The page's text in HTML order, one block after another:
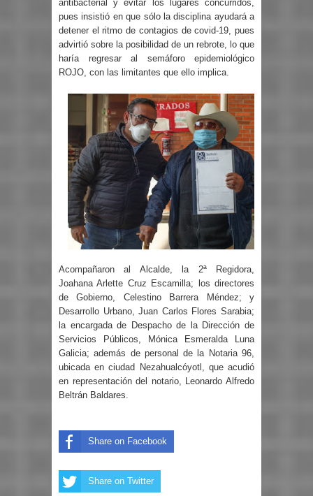
antibacterial y evitar los lugares concurridos,
pues insistió en que sólo la disciplina ayudará a
detener el ritmo de contagios de covid-19, pues
advirtió sobre la posibilidad de un rebrote, lo que
haría regresar al semáforo epidemiológico
ROJO, con las limitantes que ello implica.
Acompañaron al Alcalde, la 2ª Regidora,
Joahana Arlette Cruz Escamilla; los directores
de Gobierno, Celestino Barrera Méndez; y
Desarrollo Urbano, Juan Carlos Flores Sarabia;
la encargada de Despacho de la Dirección de
Servicios Públicos, Mónica Esmeralda Luna
Galicia; además de personal de la Notaria 96,
ubicada en ciudad Nezahualcóyotl, que acudió
en representación del notario, Leonardo Alfredo
Beltrán Baldares.
Share on Facebook
Share on Twitter